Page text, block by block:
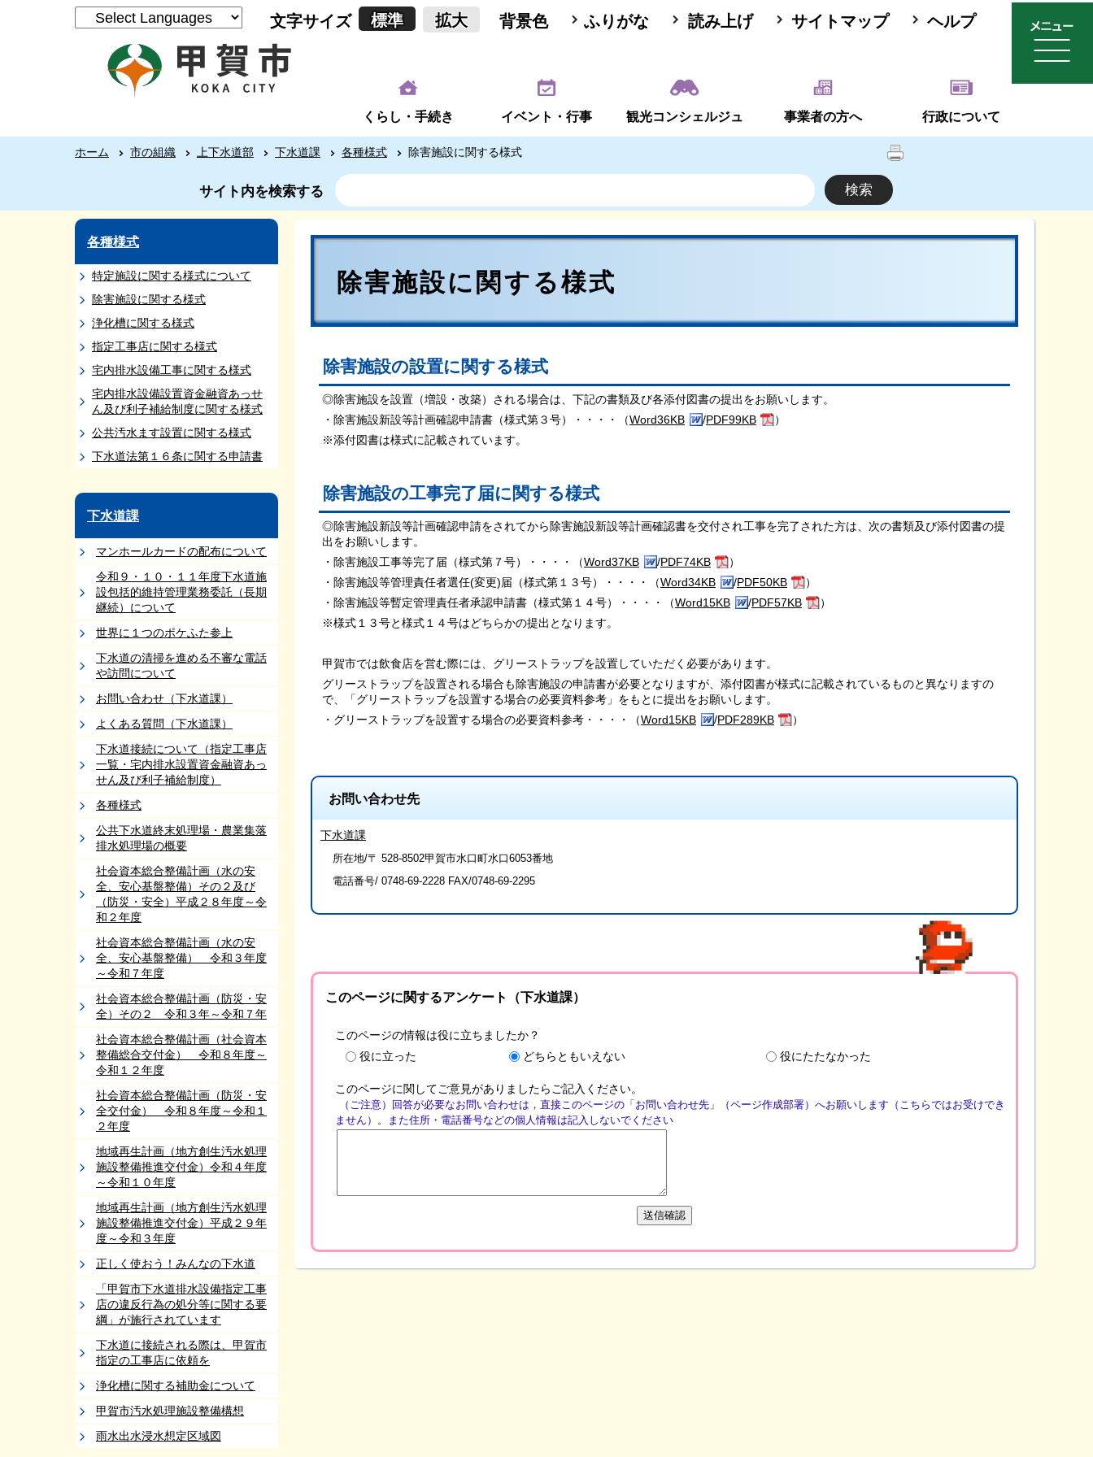
文字サイズ 標準 拡大 背景色 ふりがな 読み上げ サイトマップ ヘルプ
くらし・手続き イベント・行事 観光コンシェルジュ 事業者の方へ 行政について
ホーム 市の組織 上下水道部 下水道課 各種様式 除害施設に関する様式
サイト内を検索する
各種様式
特定施設に関する様式について
除害施設に関する様式
浄化槽に関する様式
指定工事店に関する様式
宅内排水設備工事に関する様式
宅内排水設備設置資金融資あっせ
ん及び利子補給制度に関する様式
公共汚水ます設置に関する様式
下水道法第１６条に関する申請書
下水道課
マンホールカードの配布について
令和９・１０・１１年度下水道施
設包括的維持管理業務委託（⻑期
継続）について
世界に１つのポケふた参上
下水道の清掃を進める不審な電話
や訪問について
お問い合わせ（下水道課）
よくある質問（下水道課）
下水道接続について（指定工事店
一覧・宅内排水設置資金融資あっ
せん及び利子補給制度）
各種様式
公共下水道終末処理場・農業集落
排水処理場の概要
社会資本総合整備計画（水の安
全、安心基盤整備）その２及び
（防災・安全）平成２８年度～令
和２年度
社会資本総合整備計画（水の安
全、安心基盤整備） 令和３年度
～令和７年度
社会資本総合整備計画（防災・安
全）その２ 令和３年～令和７年
社会資本総合整備計画（社会資本
整備総合交付金） 令和８年度～
令和１２年度
社会資本総合整備計画（防災・安
全交付金） 令和８年度～令和１
２年度
地域再生計画（地方創生汚水処理
施設整備推進交付金）令和４年度
～令和１０年度
地域再生計画（地方創生汚水処理
施設整備推進交付金）平成２９年
度～令和３年度
正しく使おう！みんなの下水道
「甲賀市下水道排水設備指定工事
店の違反行為の処分等に関する要
綱」が施行されています
下水道に接続される際は、甲賀市
指定の工事店に依頼を
浄化槽に関する補助金について
甲賀市汚水処理施設整備構想
雨水出水浸水想定区域図
除害施設に関する様式
除害施設の設置に関する様式
◎除害施設を設置（増設・改築）される場合は、下記の書類及び各添付図書の提出をお願いします。
・除害施設新設等計画確認申請書（様式第３号）・・・・（Word36KB /PDF99KB
）
※添付図書は様式に記載されています。
除害施設の工事完了届に関する様式
◎除害施設新設等計画確認申請をされてから除害施設新設等計画確認書を交付され工事を完了された方は、次の書類及び添付図書の提
出をお願いします。
・除害施設工事等完了届（様式第７号）・・・・（Word37KB /PDF74KB
）
・除害施設等管理責任者選任(変更)届（様式第１３号）・・・・（Word34KB /PDF50KB
）
・除害施設等暫定管理責任者承認申請書（様式第１４号）・・・・（Word15KB /PDF57KB
）
※様式１３号と様式１４号はどちらかの提出となります。
甲賀市では飲食店を営む際には、グリーストラップを設置していただく必要があります。
グリーストラップを設置される場合も除害施設の申請書が必要となりますが、添付図書が様式に記載されているものと異なりますの
で、「グリーストラップを設置する場合の必要資料参考」をもとに提出をお願いします。
・グリーストラップを設置する場合の必要資料参考・・・・（Word15KB /PDF289KB ）
お問い合わせ先
下水道課
所在地/〒 528-8502甲賀市水口町水口6053番地
電話番号/ 0748-69-2228 FAX/0748-69-2295
このページに関するアンケート（下水道課）
このページの情報は役に立ちましたか？
役に立った
どちらともいえない 役にたたなかった
このページに関してご意見がありましたらご記入ください。
（ご注意）回答が必要なお問い合わせは，直接このページの「お問い合わせ先」（ページ作成部署）へお願いします（こちらではお受けでき
ません）。また住所・電話番号などの個人情報は記入しないでください